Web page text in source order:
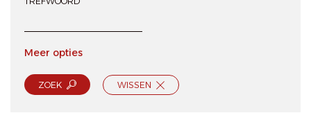
Meer opties
ZOEK WISSEN